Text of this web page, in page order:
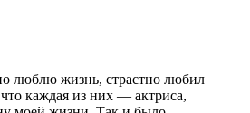
люблю жизнь, страстно любил
каждая из них — актриса,